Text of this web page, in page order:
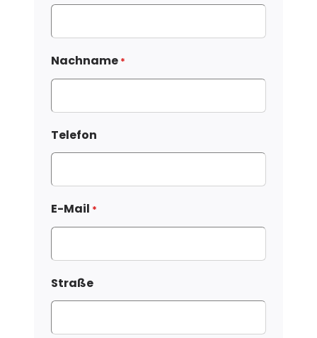
Nachname *
Telefon
E-Mail *
Straße